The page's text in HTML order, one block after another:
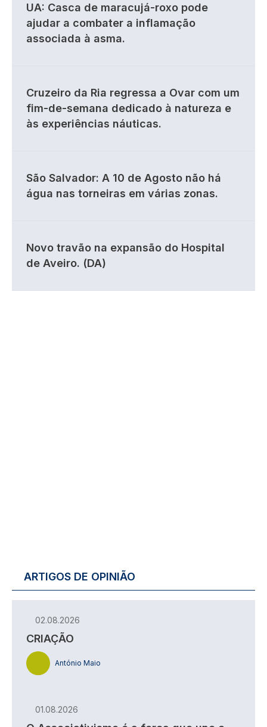
UA: Casca de maracujá-roxo pode
ajudar a combater a inflamação
associada à asma.
Cruzeiro da Ria regressa a Ovar com um
fim-de-semana dedicado à natureza e
às experiências náuticas.
São Salvador: A 10 de Agosto não há
água nas torneiras em várias zonas.
Novo travão na expansão do Hospital
de Aveiro. (DA)
ARTIGOS DE OPINIÃO
02.08.2026
CRIAÇÃO
António Maio
01.08.2026